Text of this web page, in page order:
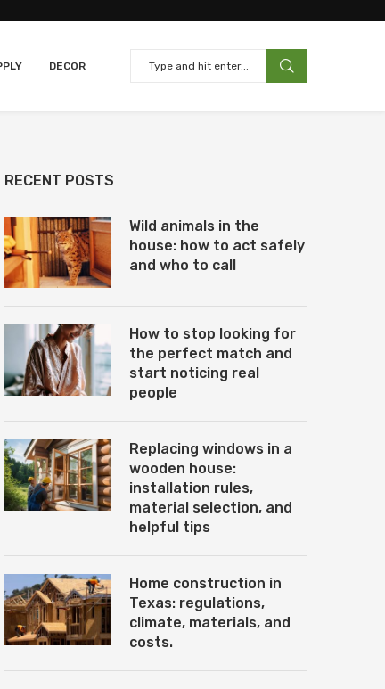
DECOR
RECENT POSTS
Wild animals in the
house: how to act safely
and who to call
How to stop looking for
the perfect match and
start noticing real
people
Replacing windows in a
wooden house:
installation rules,
material selection, and
helpful tips
Home construction in
Texas: regulations,
climate, materials, and
costs.